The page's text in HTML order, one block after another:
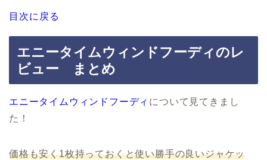
目次に戻る
エニータイムウィンドフーディのレ
ビュー まとめ
エニータイムウィンドフーディ について見てきまし
た！
価格も安く1枚持っておくと使い勝手の良いジャケッ